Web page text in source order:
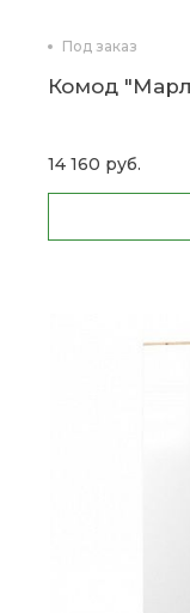
Под заказ
Комод
14 160 руб.